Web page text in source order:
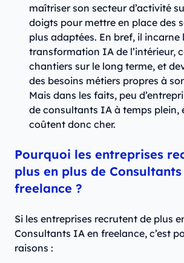
maîtriser son secteur d’activité
doigts pour mettre en place des
plus adaptées. En bref, il incarne
transformation IA de l’intérieur,
chantiers sur le long terme, et
des besoins métiers propres à
Mais dans les faits, peu
de consultants IA à temps plein,
coûtent donc cher.
Pourquoi les entreprises
plus en plus de
freelance ?
Si les entreprises recrutent de plus
Consultants IA en freelance, c’est
raisons :